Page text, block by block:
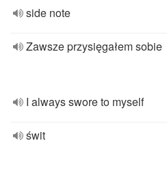
side note
Zawsze przysięgałem sobie
I always swore to myself
świt